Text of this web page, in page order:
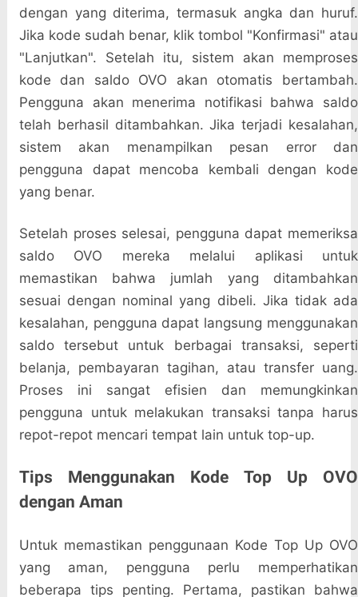
dengan yang diterima, termasuk angka dan huruf.
Jika kode sudah benar, klik tombol "Konfirmasi" atau
"Lanjutkan". Setelah itu, sistem akan memproses
kode dan saldo OVO akan otomatis bertambah.
Pengguna akan menerima notifikasi bahwa saldo
telah berhasil ditambahkan. Jika terjadi kesalahan,
sistem akan menampilkan pesan error dan
pengguna dapat mencoba kembali dengan kode
yang benar.
Setelah proses selesai, pengguna dapat memeriksa
saldo OVO mereka melalui aplikasi untuk
memastikan bahwa jumlah yang ditambahkan
sesuai dengan nominal yang dibeli. Jika tidak ada
kesalahan, pengguna dapat langsung menggunakan
saldo tersebut untuk berbagai transaksi, seperti
belanja, pembayaran tagihan, atau transfer uang.
Proses ini sangat efisien dan memungkinkan
pengguna untuk melakukan transaksi tanpa harus
repot-repot mencari tempat lain untuk top-up.
Tips Menggunakan Kode Top Up OVO
dengan Aman
Untuk memastikan penggunaan Kode Top Up OVO
yang aman, pengguna perlu memperhatikan
beberapa tips penting. Pertama, pastikan bahwa